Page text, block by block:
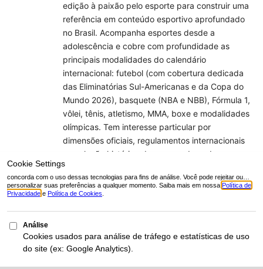
edição à paixão pelo esporte para construir uma
referência em conteúdo esportivo aprofundado
no Brasil. Acompanha esportes desde a
adolescência e cobre com profundidade as
principais modalidades do calendário
internacional: futebol (com cobertura dedicada
das Eliminatórias Sul-Americanas e da Copa do
Mundo 2026), basquete (NBA e NBB), Fórmula 1,
vôlei, tênis, atletismo, MMA, boxe e modalidades
olímpicas. Tem interesse particular por
dimensões oficiais, regulamentos internacionais
e evolução histórica das regras de cada
modalidade. Sua abordagem editorial combina
pesquisa rigorosa em fontes primárias oficiais
(FIFA, FIBA, World Athletics, FIA, COI, NBB, IHF,
confiáveis. Cada guia passa por revisão pessoal
antes da publicação, e atualizações são feitas